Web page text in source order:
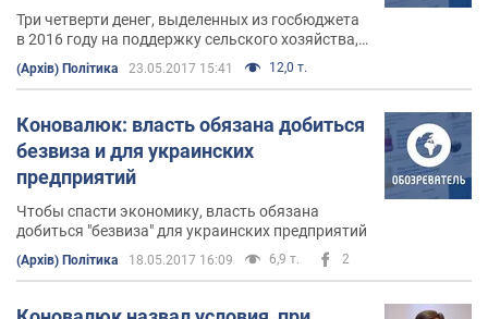
Три четверти денег, выделенных из госбюджета
в 2016 году на поддержку сельского хозяйства,
были потрачены на функционирование
чиновничьего аппарата
(Архів) Політика 23.05.2017 15:41 12,0 т.
Коновалюк: власть обязана добиться
безвиза и для украинских
предприятий
Чтобы спасти экономику, власть обязана
добиться "безвиза" для украинских предприятий
(Архів) Політика 18.05.2017 16:09 6,9 т. 2